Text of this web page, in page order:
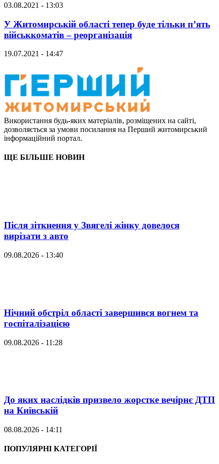
03.08.2021 - 13:03
У Житомирській області тепер буде тільки п’ять
військкоматів – реорганізація
19.07.2021 - 14:47
Використання будь-яких матеріалів, розміщених на сайті,
дозволяється за умови посилання на Перший житомирський
інформаційний портал.
ЩЕ БІЛЬШЕ НОВИН
Після зіткнення у Звягелі жінку довелося
вирізати з авто
09.08.2026 - 13:40
Нічний обстріл області завершився вогнем та
госпіталізацією
09.08.2026 - 11:28
До яких наслідків призвело жорстке вечірнє ДТП
на Київській
08.08.2026 - 14:11
ПОПУЛЯРНІ КАТЕГОРІЇ